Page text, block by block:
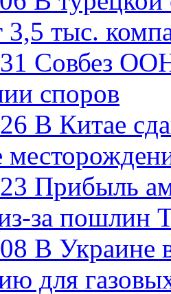
3,5 тыс.
Совбез
споров
В Китае
Прибыль
за пошлин
В Украине
для